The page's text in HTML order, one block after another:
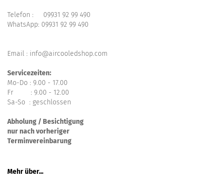
Telefon : 09931 92 99 490
WhatsApp: 09931 92 99 490
Email : info@aircooledshop.com
Servicezeiten:
Mo-Do : 9.00 - 17.00
Fr : 9.00 - 12.00
Sa-So : geschlossen
Abholung / Besichtigung
nur nach vorheriger
Terminvereinbarung
Mehr über...